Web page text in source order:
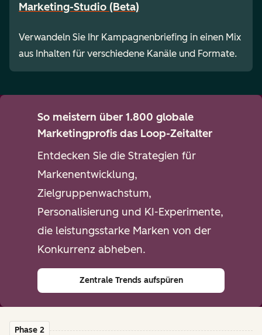
Marketing-Studio (Beta)
Verwandeln Sie Ihr Kampagnenbriefing in einen Mix
aus Inhalten für verschiedene Kanäle und Formate.
So meistern über 1.800 globale
Marketingprofis das Loop-Zeitalter
Entdecken Sie die Strategien für
Markenentwicklung,
Zielgruppenwachstum,
Personalisierung und KI-Experimente,
die leistungsstarke Marken von der
Konkurrenz abheben.
Zentrale Trends aufspüren
Phase 2